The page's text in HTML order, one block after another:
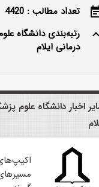
تعداد مطالب : 4420
keyboard_arrow_up
رتبه‌بندی دانشگاه
درمانی ایلام
اخبار دانشگاه علوم